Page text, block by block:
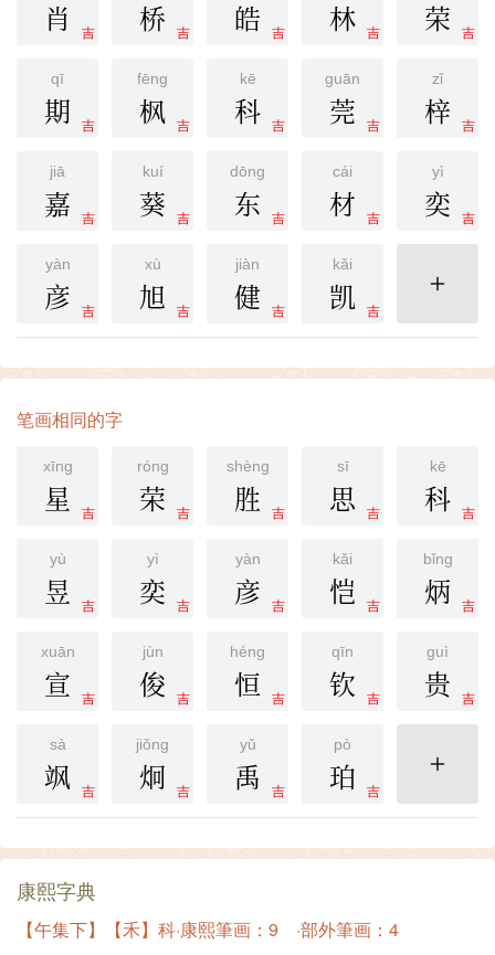
吉
肖 吉
桥 吉
皓 吉
林 吉
荣
qī
吉
期
fēng
吉
枫
kē
吉
科
guān
吉
莞
zǐ
吉
梓
jiā
吉
嘉
kuí
吉
葵
dōng
吉
东
cái
吉
材
yì
吉
奕
yàn
吉
彦
xù
吉
旭
jiàn
吉
健
kǎi
吉
凯 更多
笔画相同的字
xīng
吉
星
róng
吉
荣
shèng
吉
胜
sī
吉
思
kē
吉
科
yù
吉
昱
yì
吉
奕
yàn
吉
彦
kǎi
吉
恺
bǐng
吉
炳
xuān
吉
宣
jùn
吉
俊
héng
吉
恒
qīn
吉
钦
guì
吉
贵
sà
吉
飒
jiǒng
吉
炯
yǔ
吉
禹
pò
吉
珀 更多
康熙字典
【午集下】【禾】科·康熙筆画：9 ·部外筆画：4